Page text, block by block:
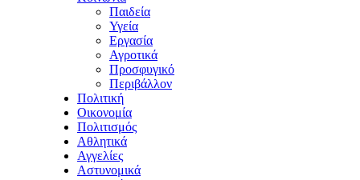
Παιδεία
Υγεία
Εργασία
Αγροτικά
Προσφυγικό
Περιβάλλον
Πολιτική
Οικονομία
Πολιτισμός
Αθλητικά
Αγγελίες
Αστυνομικά